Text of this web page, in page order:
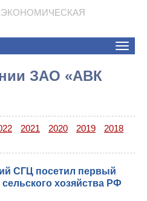
Toggle
ЗАО «АВК
2021 2020 2019
2018
СГЦ посетил первый
хозяйства РФ